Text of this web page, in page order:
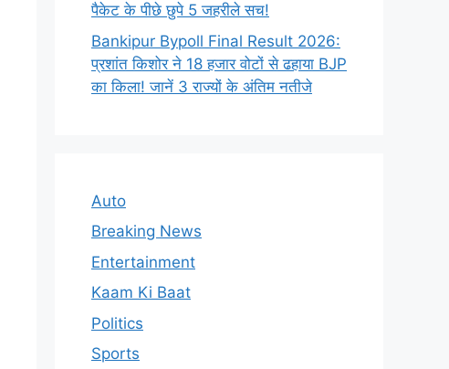
पैकेट के पीछे छुपे 5 जहरीले सच!
Bankipur Bypoll Final Result 2026:
प्रशांत किशोर ने 18 हजार वोटों से ढहाया BJP
का किला! जानें 3 राज्यों के अंतिम नतीजे
Auto
Breaking News
Entertainment
Kaam Ki Baat
Politics
Sports